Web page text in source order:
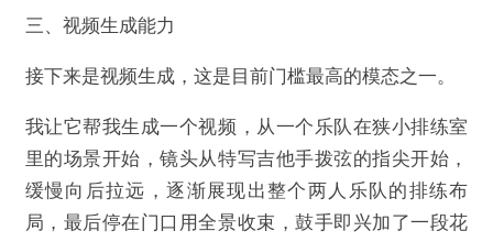
三、视频生成能力
接下来是视频生成，这是目前门槛最高的模态之一。
我让它帮我生成一个视频，从一个乐队在狭小排练室
里的场景开始，镜头从特写吉他手拨弦的指尖开始，
缓慢向后拉远，逐渐展现出整个两人乐队的排练布
局，最后停在门口用全景收束，鼓手即兴加了一段花